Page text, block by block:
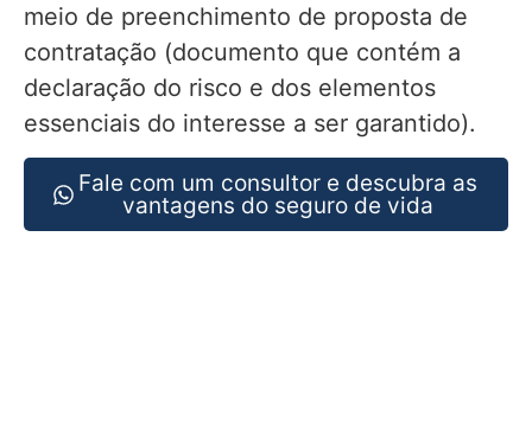
meio de preenchimento de proposta de
contratação (documento que contém a
declaração do risco e dos elementos
essenciais do interesse a ser garantido).
Fale com um consultor e descubra as
vantagens do seguro de vida